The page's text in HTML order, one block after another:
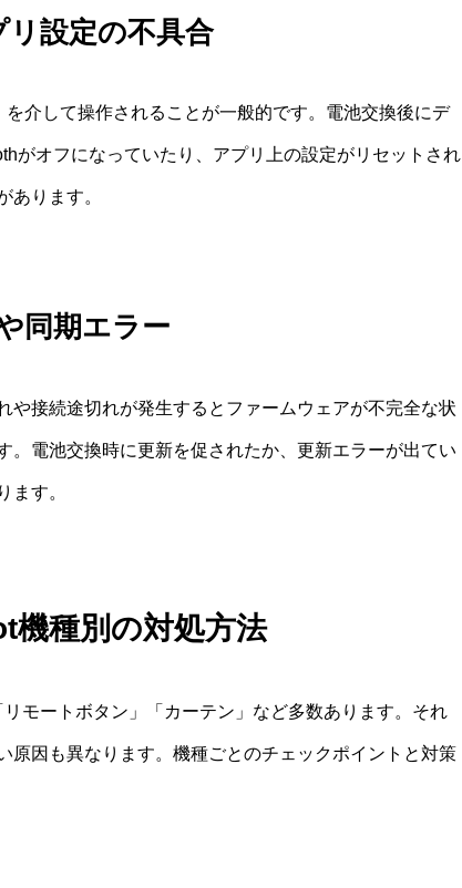
設定の不具合
介して操作されることが一般的です。電池交換後にデ
がオフになっていたり、アプリ上の設定がリセットされ
あります。
同期エラー
や接続途切れが発生するとファームウェアが不完全な状
。電池交換時に更新を促されたか、更新エラーが出てい
ます。
種別の対処方法
モートボタン」「カーテン」など多数あります。それ
原因も異なります。機種ごとのチェックポイントと対策